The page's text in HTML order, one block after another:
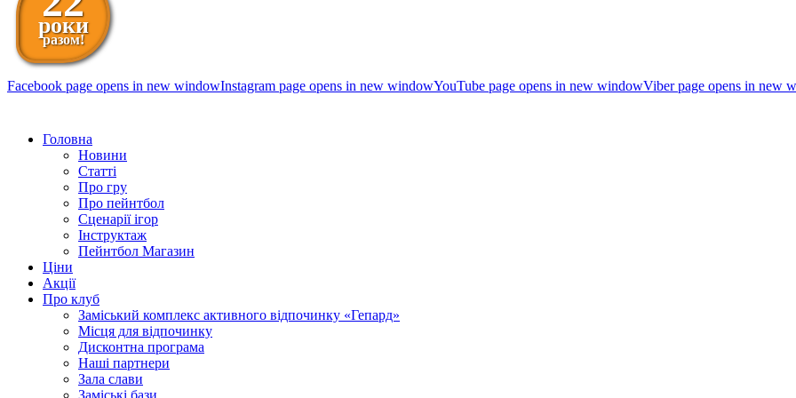
роки
разом!
Facebook page opens in new windowInstagram page opens in new windowYouTube page opens in new windowViber page opens in new
Головна
Новини
Статті
Про гру
Про пейнтбол
Сценарії ігор
Інструктаж
Пейнтбол Магазин
Ціни
Акції
Про клуб
Заміський комплекс активного відпочинку «Гепард»
Місця для відпочинку
Дисконтна програма
Наші партнери
Зала слави
Заміські бази